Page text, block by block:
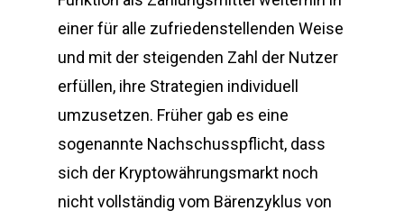
einer für alle zufriedenstellenden Weise
und mit der steigenden Zahl der Nutzer
erfüllen, ihre Strategien individuell
umzusetzen. Früher gab es eine
sogenannte Nachschusspflicht, dass
sich der Kryptowährungsmarkt noch
nicht vollständig vom Bärenzyklus von